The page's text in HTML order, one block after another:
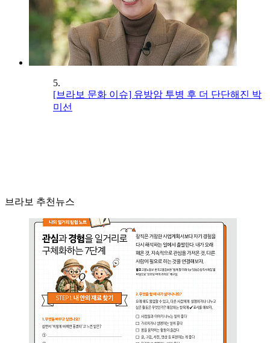
5.
[브라보 문화 이슈] 유방암 투병 후 더 단단해진 박
미선
브라보 추천뉴스